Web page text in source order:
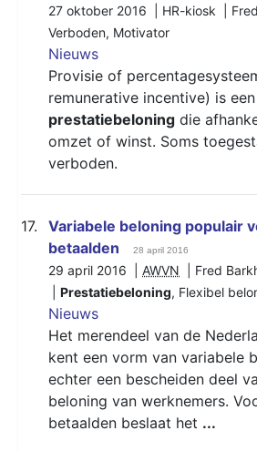
27 oktober 2016 | HR-kiosk |
Verboden, Motivator
Nieuws
Provisie of
remunerative incentive) is
prestatiebeloning die
omzet of winst. Soms
verboden.
17.
Variabele beloning populair
betaalden
28 april 2016
29 april 2016 | AWVN | Fred
Prestatiebeloning, Flexibel
Nieuws
Het merendeel van de
kent een vorm van variabele
echter een bescheiden deel
beloning van werknemers.
betaalden beslaat het ...